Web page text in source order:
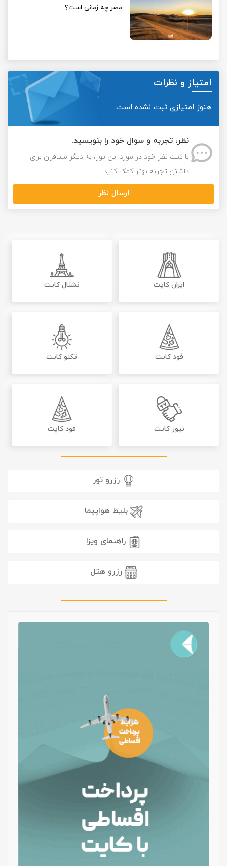
مصر چه زمانی است؟
امتیاز و نظرات
هنوز امتیازی ثبت نشده است.
نظر، تجربه و سوال خود را بنویسید.
با ثبت نظر خود در مورد این تور، به دیگر مسافران برای
داشتن تجربه بهتر کمک کنید.
ارسال نظر
ایران کایت نشنال کایت
فود کایت تکنو کایت
نیوز کایت فود کایت
رزرو تور
بلیط هواپیما
راهنمای ویزا
رزرو هتل